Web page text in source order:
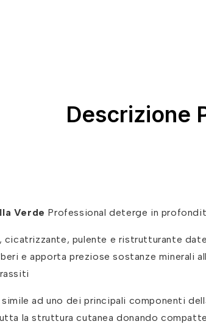
Descrizione
Verde Professional deterge in
cicatrizzante, pulente e ristrutturante date
e apporta preziose sostanze minerali
simile ad uno dei principali componenti
la struttura cutanea donando